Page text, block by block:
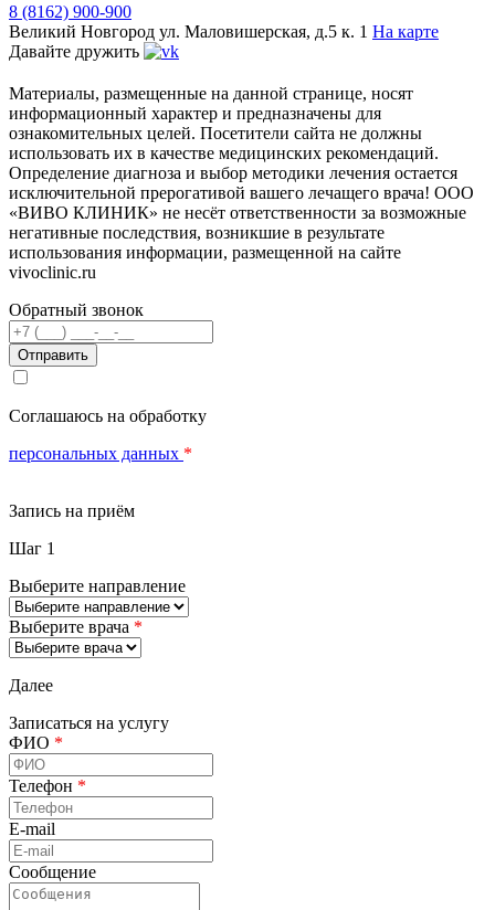
8 (8162) 900-900
Великий Новгород ул. Маловишерская, д.5 к. 1 На карте
Давайте дружить
Материалы, размещенные на данной странице, носят
информационный характер и предназначены для
ознакомительных целей. Посетители сайта не должны
использовать их в качестве медицинских рекомендаций.
Определение диагноза и выбор методики лечения остается
исключительной прерогативой вашего лечащего врача! ООО
«ВИВО КЛИНИК» не несёт ответственности за возможные
негативные последствия, возникшие в результате
использования информации, размещенной на сайте
vivoclinic.ru
Обратный звонок
Телефон
Соглашаюсь на обработку
персональных данных *
Запись на приём
Шаг 1
Выберите направление
Выберите врача *
Далее
Записаться на услугу
ФИО *
Телефон *
E-mail
Сообщение